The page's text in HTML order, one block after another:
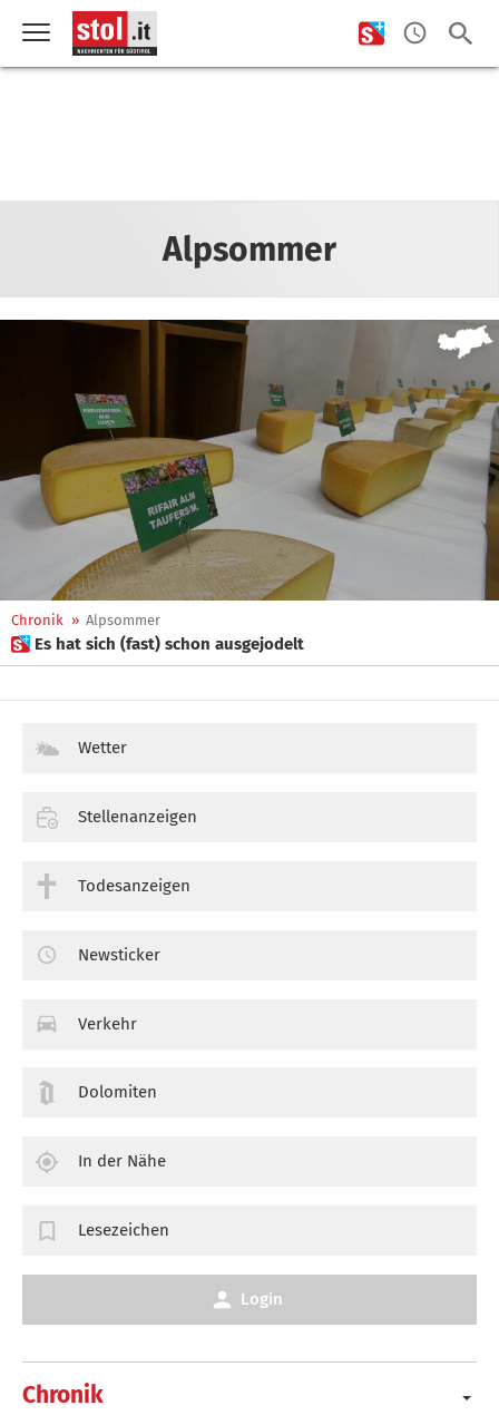
Alpsommer
Chronik » Alpsommer
 Es hat sich (fast) schon ausgejodelt
Chronik
Wetter
Stellenanzeigen
Todesanzeigen
Newsticker
Verkehr
Dolomiten
In der Nähe
Lesezeichen
Login